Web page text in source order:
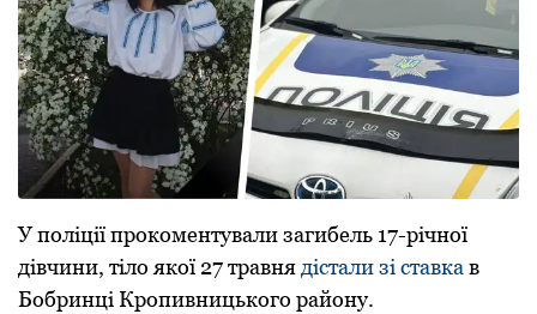
У поліції прокоментували загибель 17-річної
дівчини, тіло якої 27 травня дістали зі ставка в
Бобринці Кропивницького району.